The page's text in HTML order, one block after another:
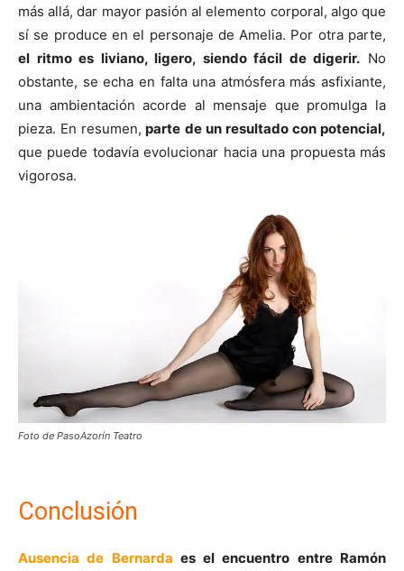
más allá, dar mayor pasión al elemento corporal, algo que
sí se produce en el personaje de Amelia. Por otra parte,
el ritmo es liviano, ligero, siendo fácil de digerir. No
obstante, se echa en falta una atmósfera más asfixiante,
una ambientación acorde al mensaje que promulga la
pieza. En resumen, parte de un resultado con potencial,
que puede todavía evolucionar hacia una propuesta más
vigorosa.
Foto de PasoAzorín Teatro
Conclusión
Ausencia de Bernarda es el encuentro entre Ramón